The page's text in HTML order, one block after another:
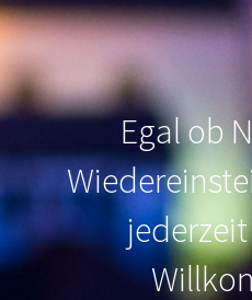
Egal ob